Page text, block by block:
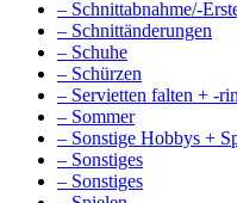
– Schnittabnahme/-
– Schnittänderungen
– Schuhe
– Schürzen
– Servietten falten + -
– Sommer
– Sonstige Hobbys +
– Sonstiges
– Sonstiges